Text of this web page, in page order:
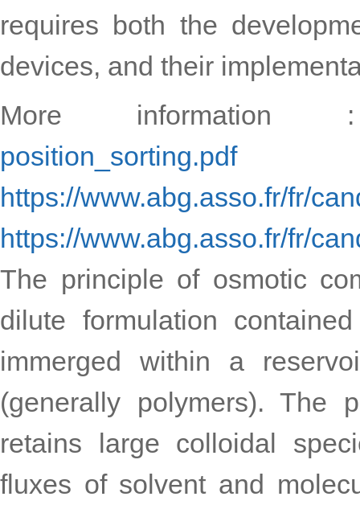
requires both the
devices, and their
More
position_sorting.pdf
https://www.abg.asso.fr/fr/
https://www.abg.asso.fr/fr/
The principle of osmotic
dilute formulation
immerged within a
(generally polymers). The
retains large colloidal
fluxes of solvent and